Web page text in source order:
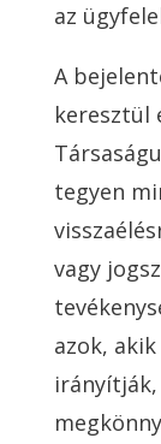
az
A
keresztül
tegyen
vagy
azok,
irányítják,